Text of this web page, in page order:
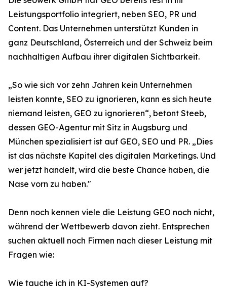
Leistungsportfolio integriert, neben SEO, PR und
Content. Das Unternehmen unterstützt Kunden in
ganz Deutschland, Österreich und der Schweiz beim
nachhaltigen Aufbau ihrer digitalen Sichtbarkeit.
„So wie sich vor zehn Jahren kein Unternehmen
leisten konnte, SEO zu ignorieren, kann es sich heute
niemand leisten, GEO zu ignorieren“, betont Steeb,
dessen GEO-Agentur mit Sitz in Augsburg und
München spezialisiert ist auf GEO, SEO und PR. „Dies
ist das nächste Kapitel des digitalen Marketings. Und
wer jetzt handelt, wird die beste Chance haben, die
Nase vorn zu haben."
Denn noch kennen viele die Leistung GEO noch nicht,
während der Wettbewerb davon zieht. Entsprechen
suchen aktuell noch Firmen nach dieser Leistung mit
Fragen wie:
Wie tauche ich in KI-Systemen auf?